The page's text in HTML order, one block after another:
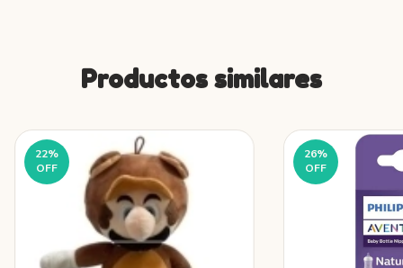
Productos similares
22%
OFF
26%
OFF